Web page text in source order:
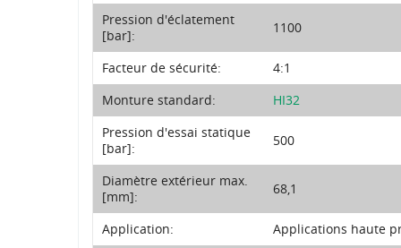
Pression d'éclatement
[bar]:
1100
Facteur de sécurité:
4:1
Monture standard:
HI32
Pression d'essai statique
[bar]:
500
Diamètre extérieur max.
[mm]:
68,1
Application:
Applications haute